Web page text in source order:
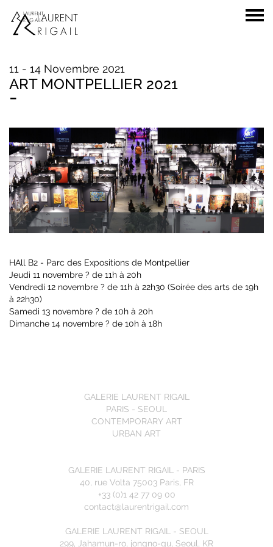
11 - 14 Novembre 2021
ART MONTPELLIER 2021
-
HAll B2 - Parc des Expositions de Montpellier
Jeudi 11 novembre ? de 11h à 20h
Vendredi 12 novembre ? de 11h à 22h30 (Soirée des arts de 19h
à 22h30)
Samedi 13 novembre ? de 10h à 20h
Dimanche 14 novembre ? de 10h à 18h
GALERIE LAURENT RIGAIL
PARIS - SEOUL
CONTEMPORARY ART
URBAN ART
GALERIE LAURENT RIGAIL - PARIS
40, rue Volta 75003 Paris, FR
+33 (0)1 42 77 09 00
contact@laurentrigail.com
GALERIE LAURENT RIGAIL - SEOUL
299, Jahamun-ro, jongno-gu, Seoul, KR